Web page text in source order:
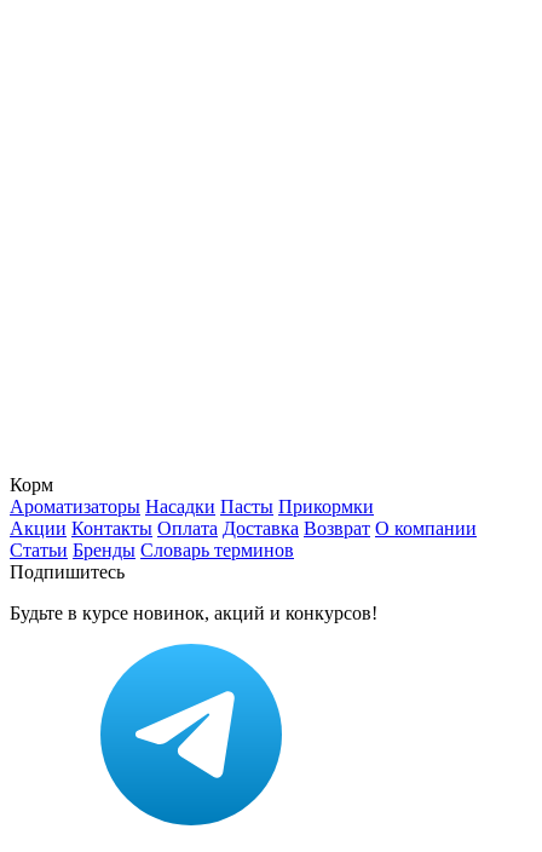
Корм
Ароматизаторы Насадки Пасты Прикормки
Акции Контакты Оплата Доставка Возврат О компании
Статьи Бренды Словарь терминов
Подпишитесь
Будьте в курсе новинок, акций и конкурсов!